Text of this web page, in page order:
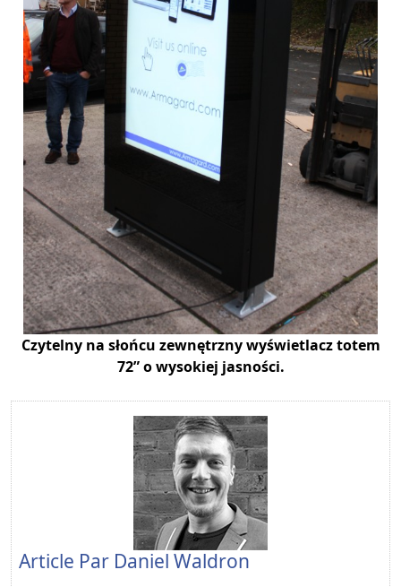
Czytelny na słońcu zewnętrzny wyświetlacz totem
72” o wysokiej jasności.
Article Par Daniel Waldron